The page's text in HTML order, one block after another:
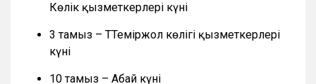
Көлік қызметкерлері күні
3 тамыз – ТТеміржол көлігі қызметкерлері
күні
10 тамыз – Абай күні